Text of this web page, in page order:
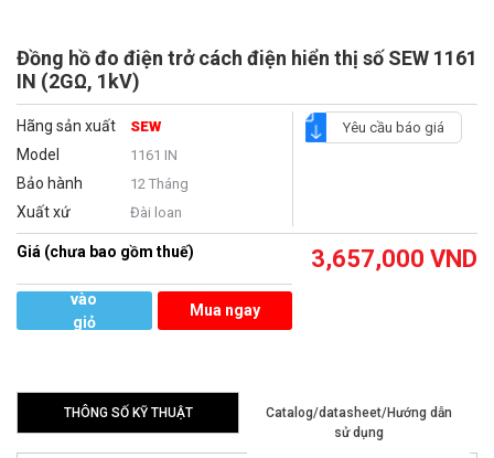
Đồng hồ đo điện trở cách điện hiển thị số SEW 1161
IN (2GΩ, 1kV)
Hãng sản xuất SEW
Model 1161 IN
Bảo hành 12 Tháng
Xuất xứ Đài loan
Yêu cầu báo giá
Giá (chưa bao gồm thuế) 3,657,000 VND
vào
giỏ
Mua ngay
THÔNG SỐ KỸ THUẬT
Catalog/datasheet/Hướng dẫn
sử dụng